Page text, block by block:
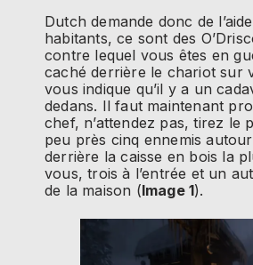
Dutch demande donc de
habitants, ce sont des
contre lequel vous êtes en
caché derrière le chariot sur
vous indique qu’il y a un
dedans. Il faut maintenant
chef, n’attendez pas, tirez le
peu près cinq ennemis
derrière la caisse en bois la
vous, trois à l’entrée et un
de la maison (Image 1).